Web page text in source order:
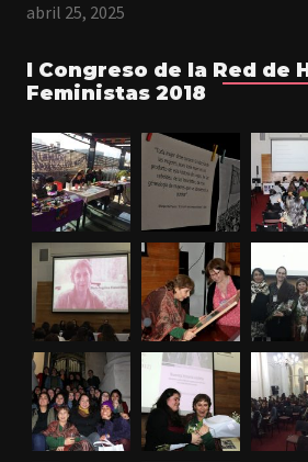
abril 25, 2025
I Congreso de la Red de
Feministas 2018